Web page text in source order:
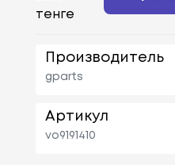
тенге
Производитель
gparts
Артикул
vo9191410